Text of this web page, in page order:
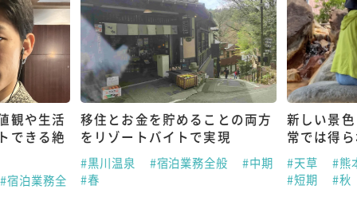
観や生活
できる絶
#宿泊業務全
移住とお金を貯めることの両方
をリゾートバイトで実現
#黒川温泉 #宿泊業務全般
#中期
#春
新しい景
常では得
#天草
#熊
#短期
#秋